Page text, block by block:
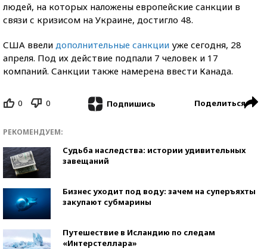
людей, на которых наложены европейские санкции в
связи с кризисом на Украине, достигло 48.
США ввели дополнительные санкции уже сегодня, 28
апреля. Под их действие подпали 7 человек и 17
компаний. Санкции также намерена ввести Канада.
0 0 Подпишись Поделиться
РЕКОМЕНДУЕМ:
Судьба наследства: истории удивительных
завещаний
Бизнес уходит под воду: зачем на суперъяхты
закупают субмарины
Путешествие в Исландию по следам
«Интерстеллара»